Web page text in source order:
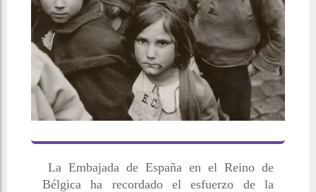
La Embajada de España en el Reino de
Bélgica ha recordado el esfuerzo de la